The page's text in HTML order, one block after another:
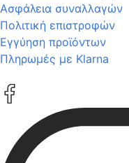
Ασφάλεια συναλλαγών
Πολιτική επιστροφών
Εγγύηση προϊόντων
Πληρωμές με Klarna